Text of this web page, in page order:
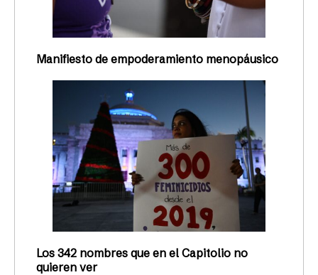
Manifiesto de empoderamiento menopáusico
Los 342 nombres que en el Capitolio no
quieren ver